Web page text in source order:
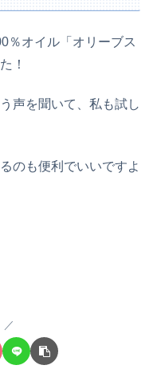
％オイル「オリーブス
！
声を聞いて、私も試し
のも便利でいいですよ